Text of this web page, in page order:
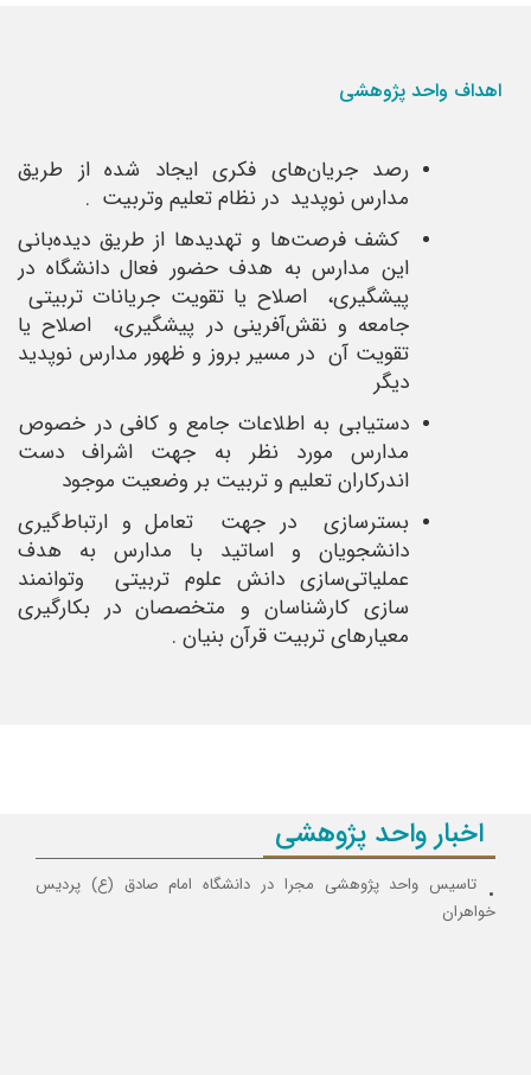
اهداف واحد پژوهشی
رصد جریان‌های فکری ایجاد شده از طریق
مدارس نوپدید در نظام تعلیم وتربیت .
کشف فرصت‌ها و تهدیدها از طریق دیده‌بانی
این مدارس به هدف حضور فعال دانشگاه در
پیشگیری، اصلاح یا تقویت جریانات تربیتی
جامعه و نقش‌آفرینی در پیشگیری، اصلاح یا
تقویت آن در مسیر بروز و ظهور مدارس نوپدید
دیگر
دستیابی به اطلاعات جامع و کافی در خصوص
مدارس مورد نظر به جهت اشراف دست
اندرکاران تعلیم و تربیت بر وضعیت موجود
بسترسازی در جهت تعامل و ارتباط‌گیری
دانشجویان و اساتید با مدارس به هدف
عملیاتی‌سازی دانش علوم تربیتی وتوانمند
سازی کارشناسان و متخصصان در بکارگیری
معیارهای تربیت قرآن بنیان .
اخبار واحد پژوهشی
تاسیس واحد پژوهشی مجرا در دانشگاه امام صادق (ع) پردیس
خواهران